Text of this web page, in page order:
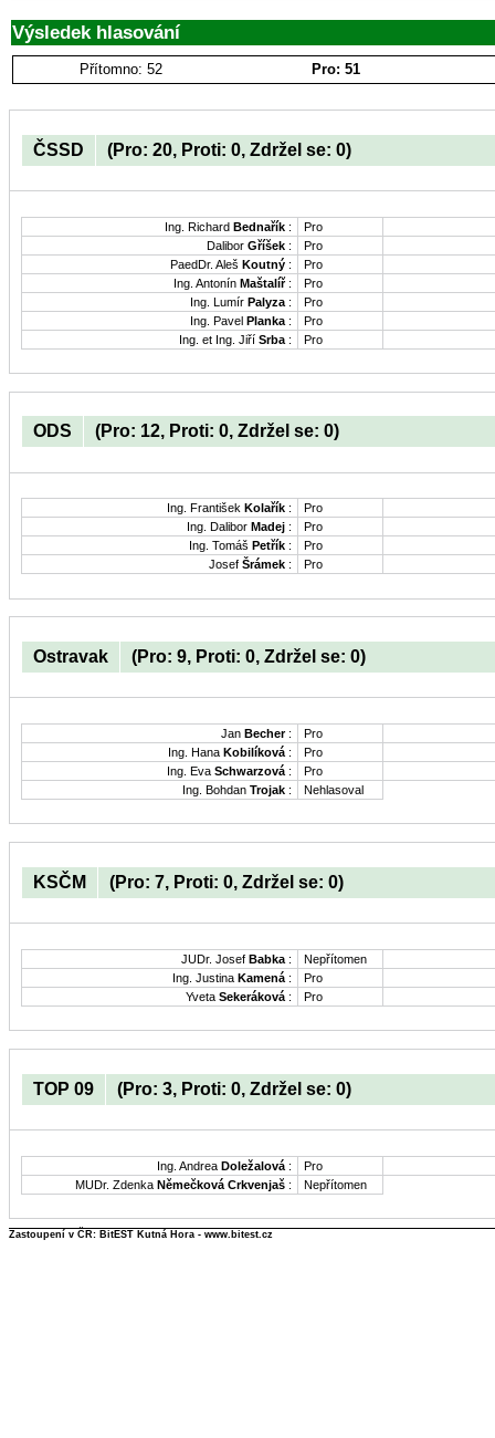
Výsledek hlasování
Přítomno: 52 Pro: 51
ČSSD (Pro: 20, Proti: 0, Zdržel se: 0)
Ing. Richard Bednařík :
Pro
Dalibor Gříšek :
Pro
PaedDr. Aleš Koutný :
Pro
Ing. Antonín Maštalíř:
Pro
Ing. Lumír Palyza :
Pro
Ing. Pavel Planka :
Pro
Ing. et Ing. Jiří Srba : Pro
ODS (Pro: 12, Proti: 0, Zdržel se: 0)
Ing. František Kolařík :
Pro
Ing. Dalibor Madej :
Pro
Ing. Tomáš Petřík :
Pro
Josef Šrámek : Pro
Ostravak (Pro: 9, Proti: 0, Zdržel se: 0)
Jan Becher:
Pro
Ing. Hana Kobilíková :
Pro
Ing. Eva Schwarzová :
Pro
Ing. Bohdan Trojak : Nehlasoval
KSČM (Pro: 7, Proti: 0, Zdržel se: 0)
JUDr. Josef Babka :
Nepřítomen
Ing. Justina Kamená :
Pro
Yveta Sekeráková : Pro
TOP 09 (Pro: 3, Proti: 0, Zdržel se: 0)
Ing. Andrea Doležalová :
Pro
MUDr. Zdenka Němečková Crkvenjaš : Nepřítomen
Zastoupení v ČR: BitEST Kutná Hora - www.bitest.cz